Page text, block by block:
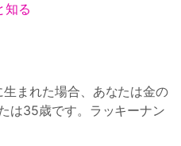
知る
まれた場合、あなたは金の
は35歳です。ラッキーナン